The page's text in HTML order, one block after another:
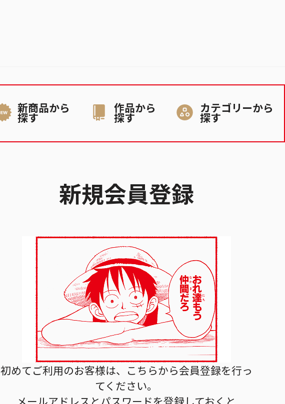
新商品から
探す
作品から
探す
カテゴリーから
探す
新規会員登録
初めてご利用のお客様は、こちらから会員登録を行っ
てください。
メールアドレスとパスワードを登録しておくと